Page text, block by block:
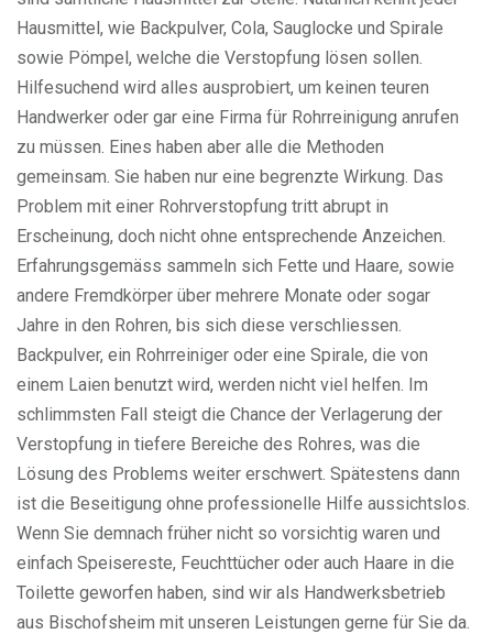
Hausmittel, wie Backpulver, Cola, Sauglocke und Spirale
sowie Pömpel, welche die Verstopfung lösen sollen.
Hilfesuchend wird alles ausprobiert, um keinen teuren
Handwerker oder gar eine Firma für Rohrreinigung anrufen
zu müssen. Eines haben aber alle die Methoden
gemeinsam. Sie haben nur eine begrenzte Wirkung. Das
Problem mit einer Rohrverstopfung tritt abrupt in
Erscheinung, doch nicht ohne entsprechende Anzeichen.
Erfahrungsgemäss sammeln sich Fette und Haare, sowie
andere Fremdkörper über mehrere Monate oder sogar
Jahre in den Rohren, bis sich diese verschliessen.
Backpulver, ein Rohrreiniger oder eine Spirale, die von
einem Laien benutzt wird, werden nicht viel helfen. Im
schlimmsten Fall steigt die Chance der Verlagerung der
Verstopfung in tiefere Bereiche des Rohres, was die
Lösung des Problems weiter erschwert. Spätestens dann
ist die Beseitigung ohne professionelle Hilfe aussichtslos.
Wenn Sie demnach früher nicht so vorsichtig waren und
einfach Speisereste, Feuchttücher oder auch Haare in die
Toilette geworfen haben, sind wir als Handwerksbetrieb
aus Bischofsheim mit unseren Leistungen gerne für Sie da.